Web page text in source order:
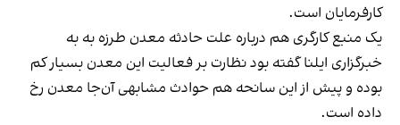
کارفرمایان است.
یک منبع کارگری هم درباره علت حادثه معدن طرزه به به
خبرگزاری ایلنا گفته بود نظارت بر فعالیت این معدن بسیار کم
بوده و پیش از این سانحه هم حوادث مشابهی آن‌جا معدن رخ
داده است.